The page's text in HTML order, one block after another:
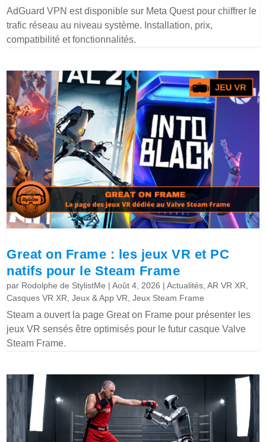
AdGuard VPN est disponible sur Meta Quest pour chiffrer le
trafic réseau au niveau système. Installation, prix,
compatibilité et fonctionnalités.
Great on Frame : les jeux VR et PC
natifs pour le Steam Frame
par Rodolphe de StylistMe |Août 4, 2026 |Actualités ,AR VR XR
Casques VR XR ,Jeux & App VR ,Jeux Steam Frame
Steam a ouvert la page Great on Frame pour présenter les
jeux VR sensés être optimisés pour le futur casque Valve
Steam Frame.